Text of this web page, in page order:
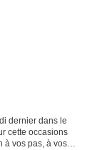
dernier dans le
cette occasions
à vos pas, à vos